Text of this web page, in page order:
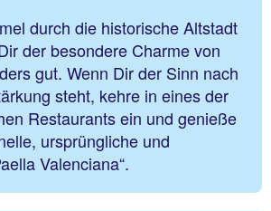
durch die historische Altstadt
der besondere Charme von
gut. Wenn Dir der Sinn nach
steht, kehre in eines der
Restaurants ein und genieße
ursprüngliche und
Valenciana“.